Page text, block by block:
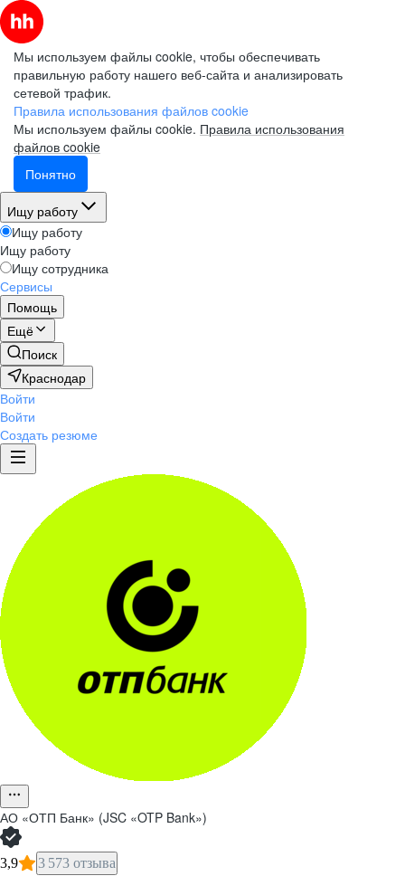
Мы используем файлы cookie, чтобы обеспечивать
правильную работу нашего веб-сайта и анализировать
сетевой трафик.
Правила использования файлов cookie
Мы используем файлы cookie. Правила использования
файлов cookie
Понятно
Ищу работу
Ищу работу
Ищу работу
Ищу сотрудника
Сервисы
Помощь
Ещё
Поиск
Краснодар
Войти
Войти
Создать резюме
АО «ОТП Банк» (JSC «OTP Bank»)
3,9 3 573 отзыва